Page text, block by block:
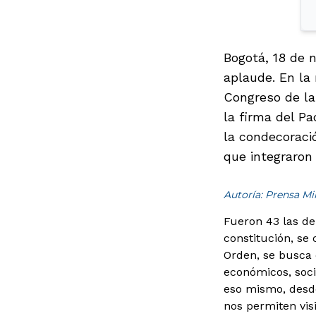
Bogotá, 18 de
aplaude. En la
Congreso de
la firma del
la
que
Autoría: Prensa
Fueron 43 las
constitución, se
Orden, se
económicos,
eso mismo,
nos permiten